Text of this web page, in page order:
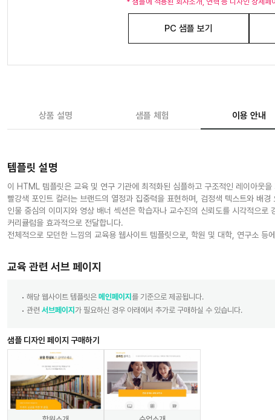
PC 샘플 보기
상품 설명 샘플 체험 이용 안내
템플릿 설명
이 HTML 템플릿은 교육 및 연구 기관에 최적화된 심플하고 구조적인 레이아웃을
빨강색 포인트 컬러는 브랜드의 열정과 집중력을 표현하며, 검정색 텍스트와 배경
인물 중심의 이미지와 영상 배너 섹션은 학습자나 교수진의 신뢰도를 시각적으
커리큘럼을 효과적으로 전달합니다.
전체적으로 모던한 느낌의 교육용 웹사이트 템플릿으로, 학원 및 대학, 연구소 등
교육 관련 서브 페이지
해당 웹사이트 템플릿은 메인페이지 를 기준으로 제공됩니다.
관련 서브페이지 가 필요하신 경우 아래에서 추가로 구매하실 수 있습니다.
샘플 디자인 페이지 구매하기